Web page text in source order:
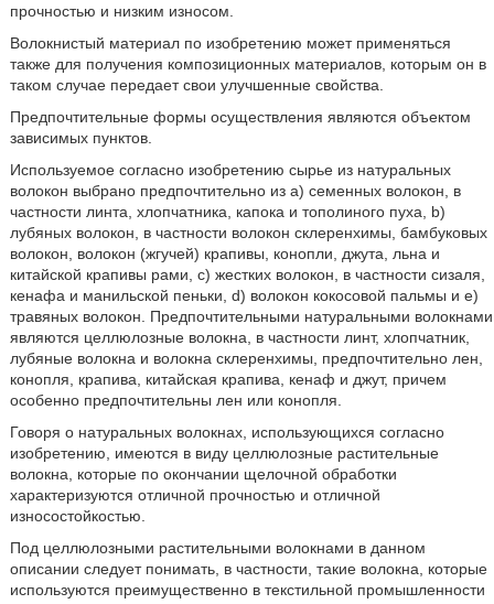
прочностью и низким износом.
Волокнистый материал по изобретению может применяться
также для получения композиционных материалов, которым он в
таком случае передает свои улучшенные свойства.
Предпочтительные формы осуществления являются объектом
зависимых пунктов.
Используемое согласно изобретению сырье из натуральных
волокон выбрано предпочтительно из a) семенных волокон, в
частности линта, хлопчатника, капока и тополиного пуха, b)
лубяных волокон, в частности волокон склеренхимы, бамбуковых
волокон, волокон (жгучей) крапивы, конопли, джута, льна и
китайской крапивы рами, c) жестких волокон, в частности сизаля,
кенафа и манильской пеньки, d) волокон кокосовой пальмы и e)
травяных волокон. Предпочтительными натуральными волокнами
являются целлюлозные волокна, в частности линт, хлопчатник,
лубяные волокна и волокна склеренхимы, предпочтительно лен,
конопля, крапива, китайская крапива, кенаф и джут, причем
особенно предпочтительны лен или конопля.
Говоря о натуральных волокнах, использующихся согласно
изобретению, имеются в виду целлюлозные растительные
волокна, которые по окончании щелочной обработки
характеризуются отличной прочностью и отличной
износостойкостью.
Под целлюлозными растительными волокнами в данном
описании следует понимать, в частности, такие волокна, которые
используются преимущественно в текстильной промышленности